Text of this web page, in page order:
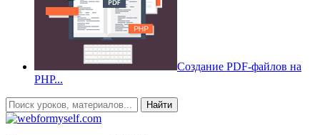
Создание PDF-файлов на
PHP...